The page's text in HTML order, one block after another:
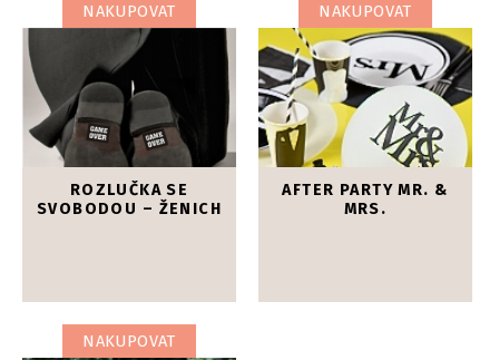
ROZLUČKA SE
SVOBODOU – ŽENICH
NAKUPOVAT
AFTER PARTY MR. &
MRS.
NAKUPOVAT
NAKUPOVAT